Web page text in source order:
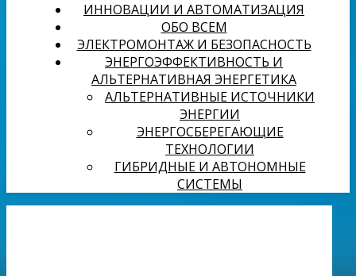
ИННОВАЦИИ И АВТОМАТИЗАЦИЯ
ОБО ВСЕМ
ЭЛЕКТРОМОНТАЖ И БЕЗОПАСНОСТЬ
ЭНЕРГОЭФФЕКТИВНОСТЬ И
АЛЬТЕРНАТИВНАЯ ЭНЕРГЕТИКА
АЛЬТЕРНАТИВНЫЕ ИСТОЧНИКИ
ЭНЕРГИИ
ЭНЕРГОСБЕРЕГАЮЩИЕ
ТЕХНОЛОГИИ
ГИБРИДНЫЕ И АВТОНОМНЫЕ
СИСТЕМЫ